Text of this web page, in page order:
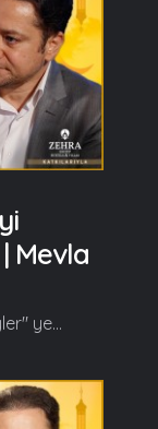
Mevla
Yasin Pişgin ile "Mevla Bize Ne Söyler" yeni bölümüyle kaldığı yerden devam ediyor. Yasin Pişgin bu bölümde İhlas Suresi'nin tefsirini anlattı. Yasin Pişgin bu bölümde başlıca şunları söyledi; Kur'an'ın son suresine gelmiş olduk. Muavvizeteyn dediğimiz iki surenin aslında ikisi aynı hedefe yönelik iki farklı sure. İkincisini bu gün inşallah imkan nispetinde anlamaya, açıklamaya çalışacağım... Felak Suresi'nde olduğu gibi Nas Suresi'nde de Allah (c.c) bizim kendisine sığınmamızı ve o sığınmadaki metodumuzu ifade ediyor. Bir taraftan bizim ne kadar zayıf, tehlikelere maruz kalma konusunda ne kadar müsait olduğumuzu, ne kadar zayıf olduğumuzu anlatırken bir taraftanda kendisinin ne kadar himaye edici, ne kadar kudretli, ne kadar güçlü olduğunu anlamamızı sağlamak istiyor, Allah'ın muradı aslında bu... Mesela bu Nas Suresi'de, o Felak Suresi'nin devamı olarak Nas demek, insanlar demek. İnsanlar suresi aslında bu surenin adı ve bu sure şöyle başlıyor yine kul ifadesiyle. Ben de hep böyle Kur'an'da ki kul ifadelerini ya da sen ifadelerini Peygamber Efendimize hitap etmekle birlikte bütün ümmetin üzerine alması gerektiğini düşünüyorum... Devamı videoda... Ramazan güzeldir, Beraber güzelleşelim...